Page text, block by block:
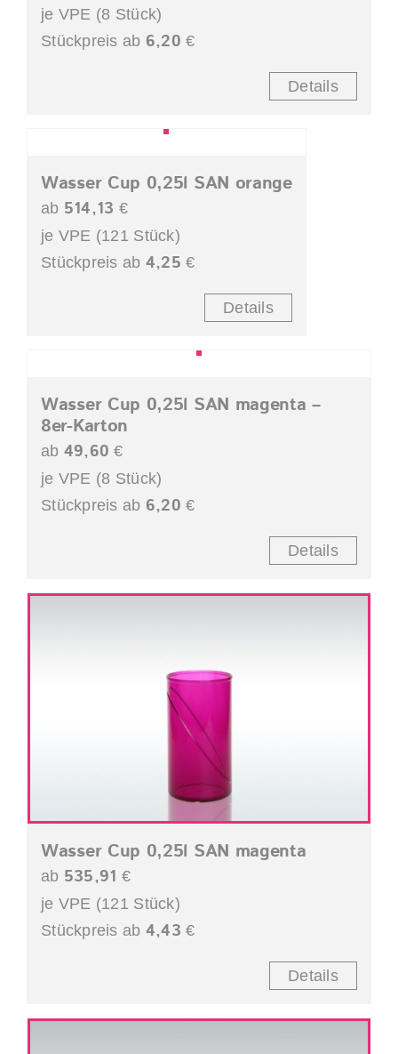
je VPE (8 Stück)
Stückpreis ab 6,20 €
Details
Wasser Cup 0,25l SAN orange
ab 514,13 €
je VPE (121 Stück)
Stückpreis ab 4,25 €
Details
Wasser Cup 0,25l SAN magenta –
8er-Karton
ab 49,60 €
je VPE (8 Stück)
Stückpreis ab 6,20 €
Details
Wasser Cup 0,25l SAN magenta
ab 535,91 €
je VPE (121 Stück)
Stückpreis ab 4,43 €
Details